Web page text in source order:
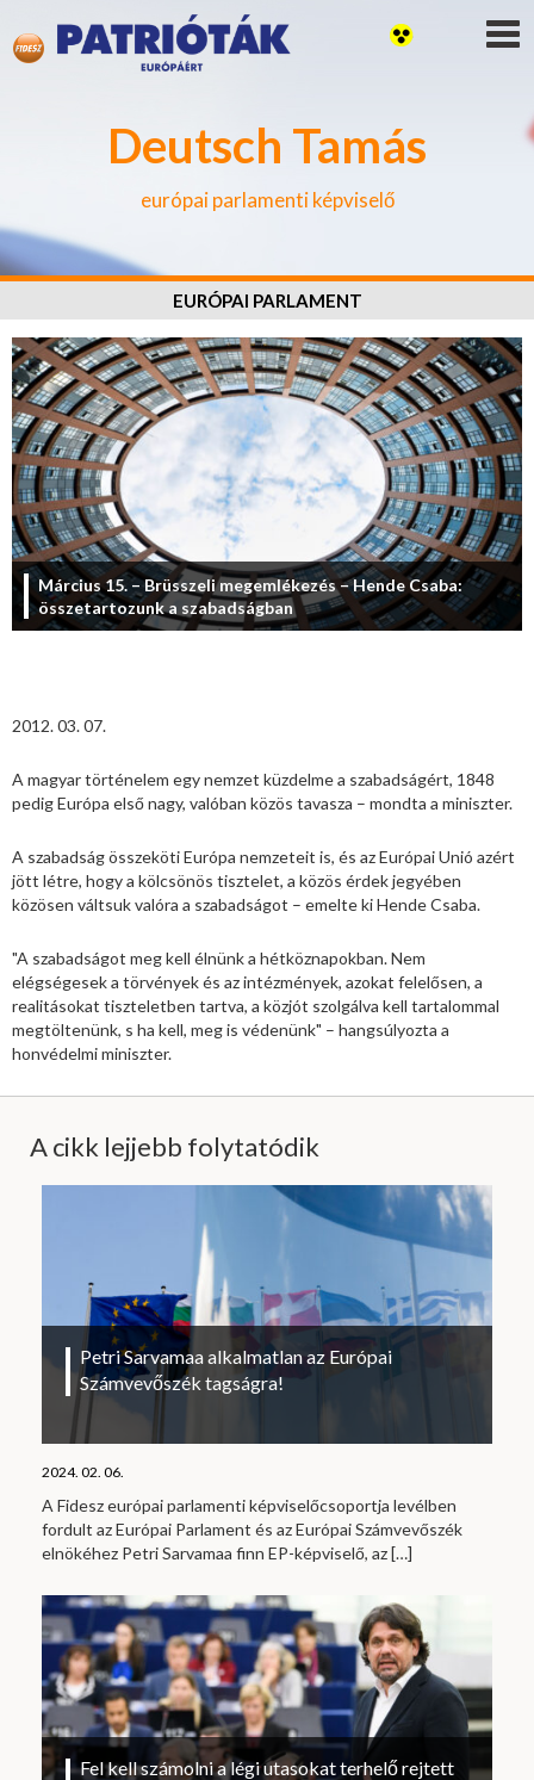
Deutsch Tamás
európai parlamenti képviselő
EURÓPAI PARLAMENT
Március 15. – Brüsszeli megemlékezés – Hende Csaba:
összetartozunk a szabadságban
2012. 03. 07.
A magyar történelem egy nemzet küzdelme a szabadságért, 1848
pedig Európa első nagy, valóban közös tavasza – mondta a miniszter.
A szabadság összeköti Európa nemzeteit is, és az Európai Unió azért
jött létre, hogy a kölcsönös tisztelet, a közös érdek jegyében
közösen váltsuk valóra a szabadságot – emelte ki Hende Csaba.
"A szabadságot meg kell élnünk a hétköznapokban. Nem
elégségesek a törvények és az intézmények, azokat felelősen, a
realitásokat tiszteletben tartva, a közjót szolgálva kell tartalommal
megtöltenünk, s ha kell, meg is védenünk" – hangsúlyozta a
honvédelmi miniszter.
A cikk lejjebb folytatódik
Petri Sarvamaa alkalmatlan az Európai
Számvevőszék tagságra!
2024. 02. 06.
A Fidesz európai parlamenti képviselőcsoportja levélben
fordult az Európai Parlament és az Európai Számvevőszék
elnökéhez Petri Sarvamaa finn EP-képviselő, az[…]
Fel kell számolni a légi utasokat terhelő rejtett